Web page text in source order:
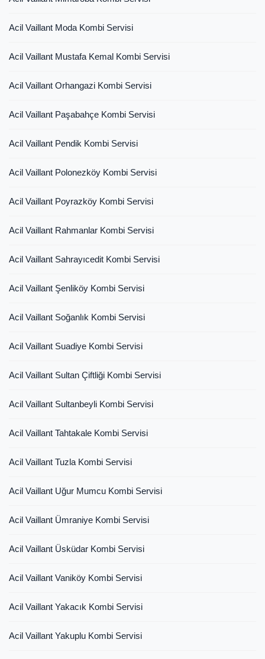
Acil Vaillant Moda Kombi Servisi
Acil Vaillant Mustafa Kemal Kombi Servisi
Acil Vaillant Orhangazi Kombi Servisi
Acil Vaillant Paşabahçe Kombi Servisi
Acil Vaillant Pendik Kombi Servisi
Acil Vaillant Polonezköy Kombi Servisi
Acil Vaillant Poyrazköy Kombi Servisi
Acil Vaillant Rahmanlar Kombi Servisi
Acil Vaillant Sahrayıcedit Kombi Servisi
Acil Vaillant Şenliköy Kombi Servisi
Acil Vaillant Soğanlık Kombi Servisi
Acil Vaillant Suadiye Kombi Servisi
Acil Vaillant Sultan Çiftliği Kombi Servisi
Acil Vaillant Sultanbeyli Kombi Servisi
Acil Vaillant Tahtakale Kombi Servisi
Acil Vaillant Tuzla Kombi Servisi
Acil Vaillant Uğur Mumcu Kombi Servisi
Acil Vaillant Ümraniye Kombi Servisi
Acil Vaillant Üsküdar Kombi Servisi
Acil Vaillant Vaniköy Kombi Servisi
Acil Vaillant Yakacık Kombi Servisi
Acil Vaillant Yakuplu Kombi Servisi